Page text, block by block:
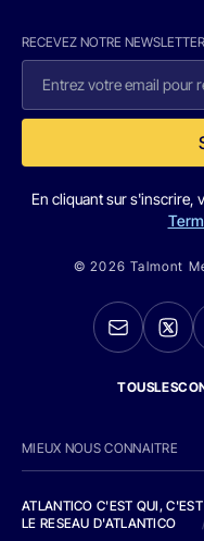
RECEVEZ NOTRE NEWSLETTER
En cliquant sur s'inscrire,
© 2026 Talmont
MIEUX NOUS CONNAITRE
ATLANTICO C'EST QUI,
LE RESEAU D'ATLANTICO